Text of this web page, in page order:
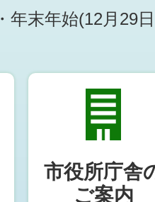
・年末年始(12月29
市役所庁舎
ご案内